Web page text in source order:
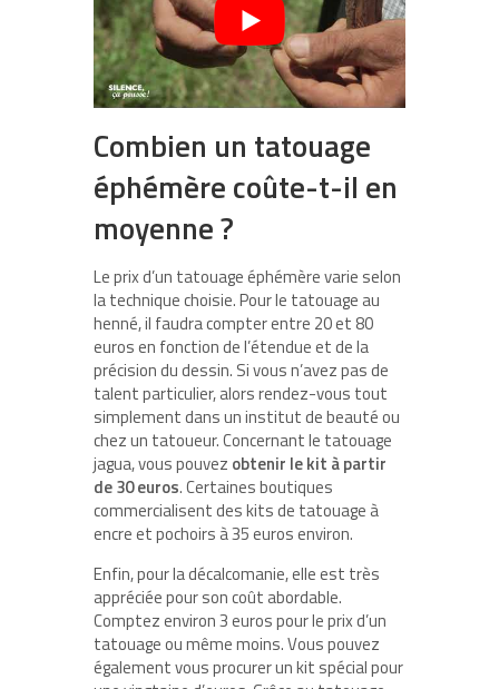
Combien un tatouage
éphémère coûte-t-il en
moyenne ?
Le prix d’un tatouage éphémère varie selon
la technique choisie. Pour le tatouage au
henné, il faudra compter entre 20 et 80
euros en fonction de l’étendue et de la
précision du dessin. Si vous n’avez pas de
talent particulier, alors rendez-vous tout
simplement dans un institut de beauté ou
chez un tatoueur. Concernant le tatouage
jagua, vous pouvez obtenir le kit à partir
de 30 euros. Certaines boutiques
commercialisent des kits de tatouage à
encre et pochoirs à 35 euros environ.
Enfin, pour la décalcomanie, elle est très
appréciée pour son coût abordable.
Comptez environ 3 euros pour le prix d’un
tatouage ou même moins. Vous pouvez
également vous procurer un kit spécial pour